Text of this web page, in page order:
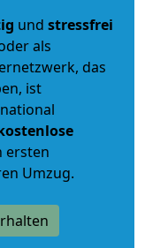
und stressfrei
als
das
ist
ersten
Umzug.